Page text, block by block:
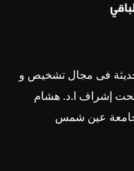
فى مجال تشخيص و
إشراف ا.د. هشام
عين شمس